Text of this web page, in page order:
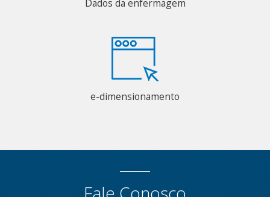
Dados da enfermagem
e-dimensionamento